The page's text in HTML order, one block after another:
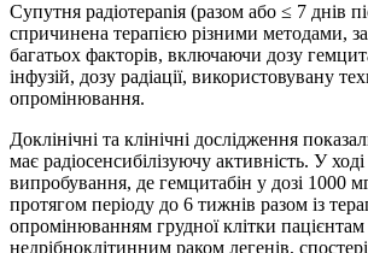
Супутня радіотераnія (разом або ≤ 7 днів
спричинена терапією різними методами,
багатьох факторів, включаючи дозу
інфузій, дозу радіації, використовувану
опромінювання.
Доклінічні та клінічні дослідження
має радіосенсибілізуючу активність. У
випробування, де гемцитабін у дозі 1000
протягом періоду до 6 тижнів разом із
опромінюванням грудної клітки пацієнтам
недрібноклітинним раком легенів,